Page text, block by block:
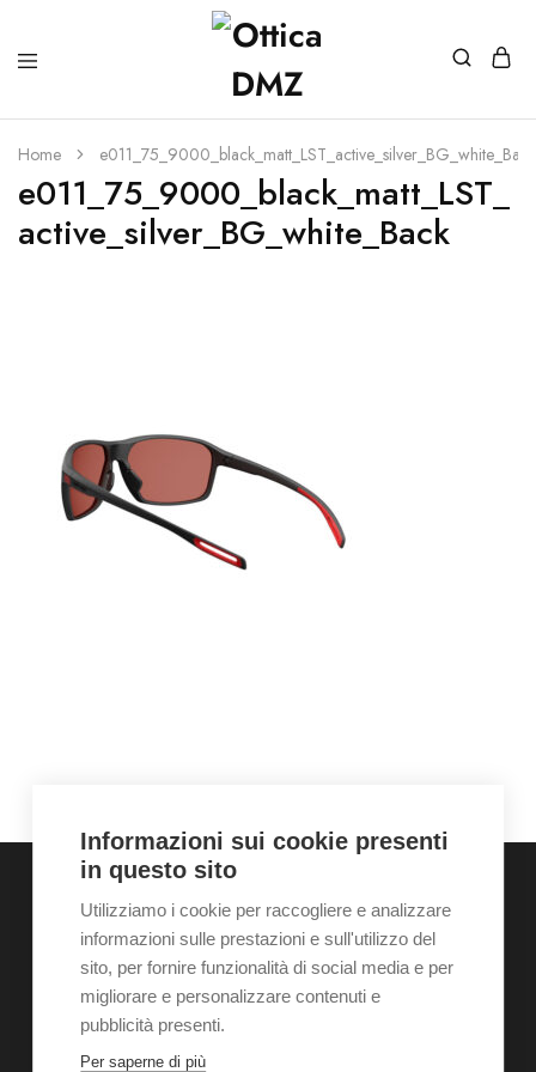
Home e011_75_9000_black_matt_LST_active_silver_BG_white_Back
e011_75_9000_black_matt_LST_
active_silver_BG_white_Back
Home Chi siamo Galleria Servizi
Contatti
News
Shop Appuntamento
Informazioni sui cookie presenti
in questo sito
Utilizziamo i cookie per raccogliere e analizzare
informazioni sulle prestazioni e sull'utilizzo del
sito, per fornire funzionalità di social media e per
migliorare e personalizzare contenuti e
pubblicità presenti.
Per saperne di più